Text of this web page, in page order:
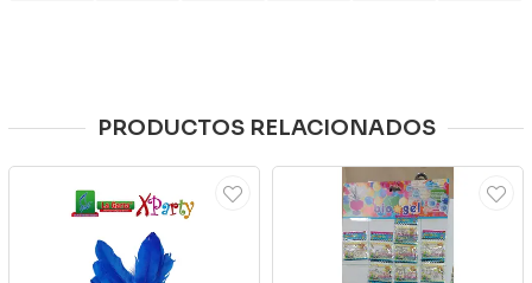
PRODUCTOS RELACIONADOS